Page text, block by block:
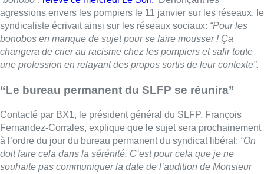
agressions envers les pompiers le 11 janvier sur les réseaux, le
syndicaliste écrivait ainsi sur les réseaux sociaux: “Pour les
bonobos en manque de sujet pour se faire mousser ! Ça
changera de crier au racisme chez les pompiers et salir toute
une profession en relayant des propos sortis de leur contexte”.
“Le bureau permanent du SLFP se réunira”
Contacté par BX1, le président général du SLFP, François
Fernandez-Corrales, explique que le sujet sera prochainement
à l’ordre du jour du bureau permanent du syndicat libéral: “On
doit faire cela dans la sérénité. C’est pour cela que je ne
souhaite pas communiquer la date de l’audition de Monsieur